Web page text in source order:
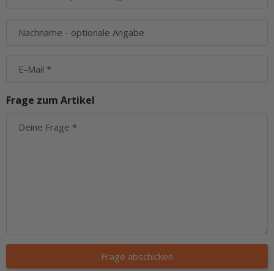
Nachname - optionale Angabe
E-Mail
Frage zum Artikel
Deine Frage
Frage abschicken